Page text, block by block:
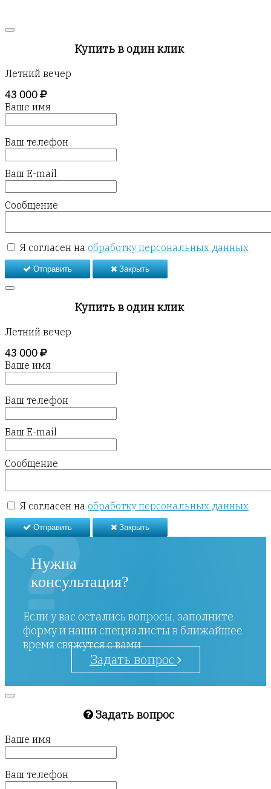
Купить в один клик
Летний вечер
43 000
Ваше имя
Ваш телефон
Ваш E-mail
Сообщение
Я согласен на обработку персональных данных
Отправить Закрыть
Купить в один клик
Летний вечер
43 000
Ваше имя
Ваш телефон
Ваш E-mail
Сообщение
Я согласен на обработку персональных данных
Отправить Закрыть
Нужна
консультация?
Если у вас остались вопросы, заполните
форму и наши специалисты в ближайшее
время свяжутся с вами
Задать вопрос
Задать вопрос
Ваше имя
Ваш телефон